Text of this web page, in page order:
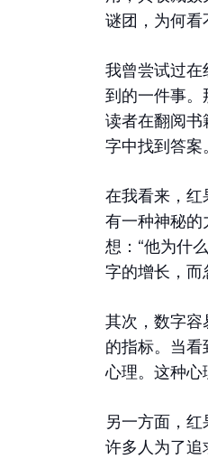
谜团，为何看
我曾尝试过在
到的一件事。
读者在翻阅书
字中找到答案
在我看来，
有一种神秘的
想：“他为什
字的增长，而
其次，数字容
的指标。当
心理。这种心
另一方面，
许多人为了